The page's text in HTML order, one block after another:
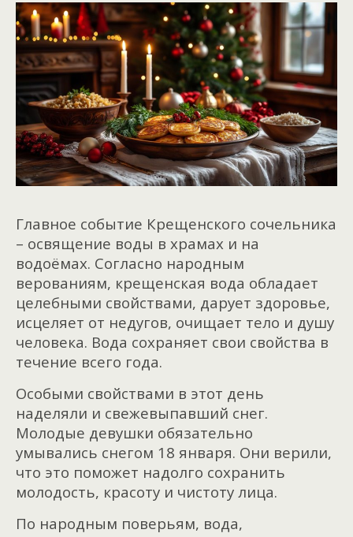
Главное событие Крещенского сочельника
– освящение воды в храмах и на
водоёмах. Согласно народным
верованиям, крещенская вода обладает
целебными свойствами, дарует здоровье,
исцеляет от недугов, очищает тело и душу
человека. Вода сохраняет свои свойства в
течение всего года.
Особыми свойствами в этот день
наделяли и свежевыпавший снег.
Молодые девушки обязательно
умывались снегом 18 января. Они верили,
что это поможет надолго сохранить
молодость, красоту и чистоту лица.
По народным поверьям, вода,